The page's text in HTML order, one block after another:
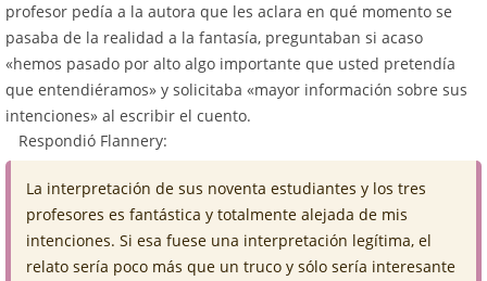
profesor pedía a la autora que les aclara en qué momento se
pasaba de la realidad a la fantasía, preguntaban si acaso
«hemos pasado por alto algo importante que usted pretendía
que entendiéramos» y solicitaba «mayor información sobre sus
intenciones» al escribir el cuento.
Respondió Flannery:
La interpretación de sus noventa estudiantes y los tres
profesores es fantástica y totalmente alejada de mis
intenciones. Si esa fuese una interpretación legítima, el
relato sería poco más que un truco y sólo sería interesante